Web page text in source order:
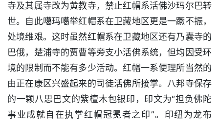
寺及其属寺改为黄教寺，禁止红帽系活佛沙玛尔巴转
世。自此噶玛噶举红帽系在卫藏地区更是一蹶不振，
处境维艰。这时虽然红帽系在卫藏地区还有乃囊寺的
巴俄，楚浦寺的贾曹等旁支小活佛系统，但均因受环
境的限制而不能有多少活动。红帽一系便理所当然的
由正在康区兴盛起来的司徒活佛所接掌。八邦寺保存
的一颗八思巴文的紫檀木包银印，印文为“担负佛陀
事业成就自在执掌红帽冠冕者之印”。印纽为龙布